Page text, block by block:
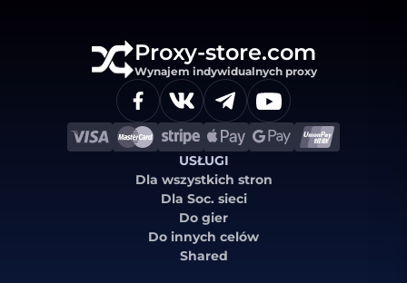
Proxy-store.com
Wynajem indywidualnych proxy
USŁUGI
Dla wszystkich stron
Dla Soc. sieci
Do gier
Do innych celów
Shared